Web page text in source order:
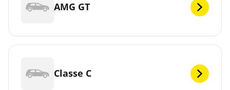
AMG GT
Classe C